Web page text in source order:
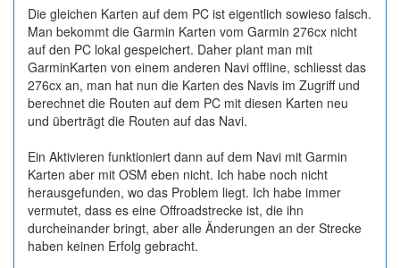
Die gleichen Karten auf dem PC ist eigentlich sowieso falsch.
Man bekommt die Garmin Karten vom Garmin 276cx nicht
auf den PC lokal gespeichert. Daher plant man mit
GarminKarten von einem anderen Navi offline, schliesst das
276cx an, man hat nun die Karten des Navis im Zugriff und
berechnet die Routen auf dem PC mit diesen Karten neu
und überträgt die Routen auf das Navi.
Ein Aktivieren funktioniert dann auf dem Navi mit Garmin
Karten aber mit OSM eben nicht. Ich habe noch nicht
herausgefunden, wo das Problem liegt. Ich habe immer
vermutet, dass es eine Offroadstrecke ist, die ihn
durcheinander bringt, aber alle Änderungen an der Strecke
haben keinen Erfolg gebracht.